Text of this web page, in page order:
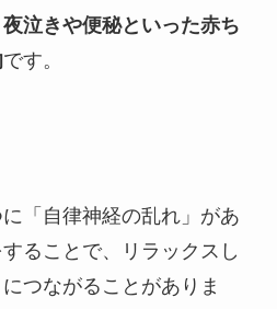
夜泣きや便秘といった赤ち
です。
「自律神経の乱れ」があ
ることで、リラックスし
つながることがありま